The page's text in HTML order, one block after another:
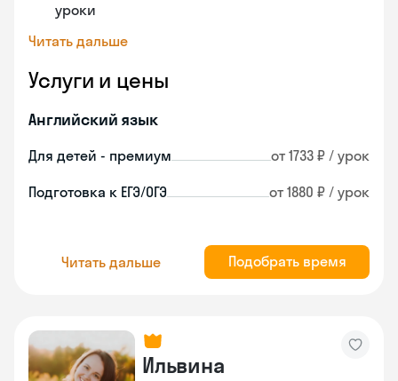
уроки
Читать дальше
Услуги и цены
Английский язык
Для детей - премиум от 1733 ₽ / урок
Подготовка к ЕГЭ/ОГЭ от 1880 ₽ / урок
Читать дальше Подобрать время
Ильвина